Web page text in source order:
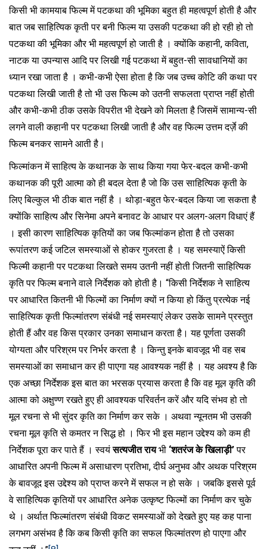
किसी भी कामयाब फिल्म में पटकथा की भूमिका बहुत ही महत्वपूर्ण होती है और
बात जब साहित्यिक कृती पर बनी फिल्म या उसकी पटकथा की हो रही हो तो
पटकथा की भूमिका और भी महत्वपूर्ण हो जाती है । क्योंकि कहानी, कविता,
नाटक या उपन्यास आदि पर लिखी गई पटकथा में बहुत-सी सावधानियों का
ध्यान रखा जाता है । कभी-कभी ऐसा होता है कि जब उच्च कोटि की कथा पर
पटकथा लिखी जाती है तो भी उस फिल्म को उतनी सफलता प्राप्त नहीं होती
और कभी-कभी ठीक उसके विपरीत भी देखने को मिलता है जिसमें सामान्य-सी
लगने वाली कहानी पर पटकथा लिखी जाती है और वह फिल्म उत्तम दर्ज़े की
फिल्म बनकर सामने आती है।
फिल्मांकन में साहित्य के कथानक के साथ किया गया फेर-बदल कभी-कभी
कथानक की पूरी आत्मा को ही बदल देता है जो कि उस साहित्यिक कृती के
लिए बिल्कुल भी ठीक बात नहीं है । थोड़ा-बहुत फेर-बदल किया जा सकता है
क्योंकि साहित्य और सिनेमा अपने बनावट के आधार पर अलग-अलग विधाएं हैं
। इसी कारण साहित्यिक कृतियों का जब फिल्मांकन होता है तो उसका
रूपांतरण कई जटिल समस्याओं से होकर गुजरता है । यह समस्याऐं किसी
फिल्मी कहानी पर पटकथा लिखते समय उतनी नहीं होती जितनी साहित्यिक
कृति पर फिल्म बनाने वाले निर्देशक को होती है। “किसी निर्देशक ने साहित्य
पर आधारित कितनी भी फिल्मों का निर्माण क्यों न किया हो किंतु प्रत्येक नई
साहित्यिक कृती फिल्मांतरण संबंधी नई समस्याएं लेकर उसके सामने प्रस्तुत
होती हैं और वह किस प्रकार उनका समाधान करता है। यह पूर्णता उसकी
योग्यता और परिश्रम पर निर्भर करता है । किन्तु इनके बावजूद भी वह सब
समस्याओं का समाधान कर ही पाएगा यह आवश्यक नहीं है । यह अवश्य है कि
एक अच्छा निर्देशक इस बात का भरसक प्रयास करता है कि वह मूल कृति की
आत्मा को अक्षुण्ण रखते हुए ही आवश्यक परिवर्तन करें और यदि संभव हो तो
मूल रचना से भी सुंदर कृति का निर्माण कर सके । अथवा न्यूनतम भी उसकी
रचना मूल कृति से कमतर न सिद्ध हो । फिर भी इस महान उद्देश्य को कम ही
निर्देशक पूरा कर पाते हैं । स्वयंसत्यजीत रायभी ‘शतरंज के खिलाड़ी’पर
आधारित अपनी फिल्म में असाधारण प्रतिभा, दीर्घ अनुभव और अथक परिश्रम
के बावजूद इस उद्देश्य को प्राप्त करने में सफल न हो सके । जबकि इससे पूर्व
वे साहित्यिक कृतियों पर आधारित अनेक उत्कृष्ट फिल्मों का निर्माण कर चुके
थे । अर्थात फिल्मांतरण संबंधी विकट समस्याओं को देखते हुए यह कह पाना
लगभग असंभव है कि कब किसी कृति का सफल फिल्मांतरण हो पाएगा और